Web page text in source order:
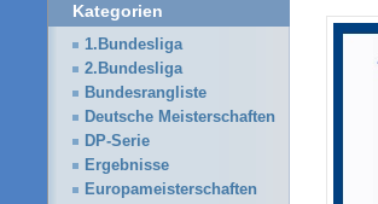
Kategorien
1.Bundesliga
2.Bundesliga
Bundesrangliste
Deutsche Meisterschaften
DP-Serie
Ergebnisse
Europameisterschaften